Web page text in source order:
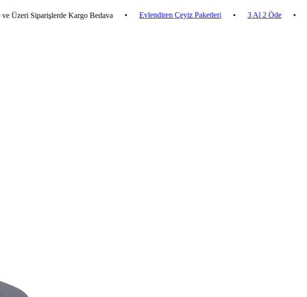
Siparişlerde Kargo Bedava • Evlendiren Çeyiz Paketleri • 3 Al 2 Öde •
2.500